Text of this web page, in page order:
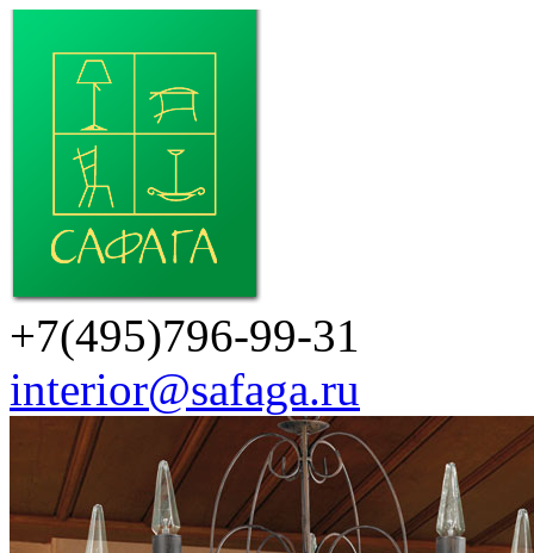
+7(495)796-99-31
interior@safaga.ru